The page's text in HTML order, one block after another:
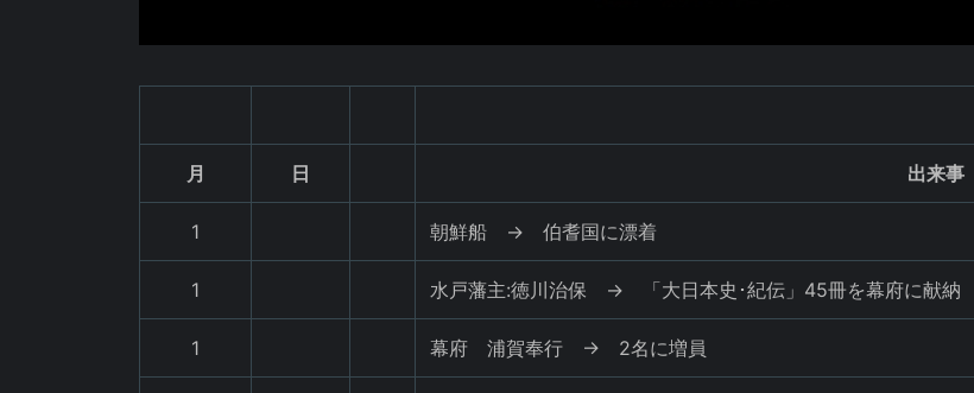
月 日 出来事
1 朝鮮船 → 伯耆国に漂着
1 水戸藩主:徳川治保 → 「大日本史･紀伝」45冊を幕府に献納
1 幕府 浦賀奉行 → 2名に増員